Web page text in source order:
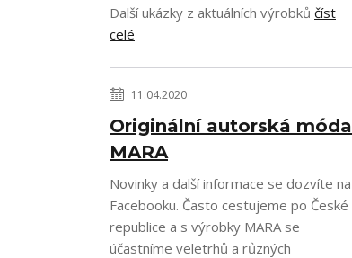
Další ukázky z aktuálních výrobků číst
celé
11.04.2020
Originální autorská móda
MARA
Novinky a další informace se dozvíte na
Facebooku. Často cestujeme po České
republice a s výrobky MARA se
účastníme veletrhů a různých